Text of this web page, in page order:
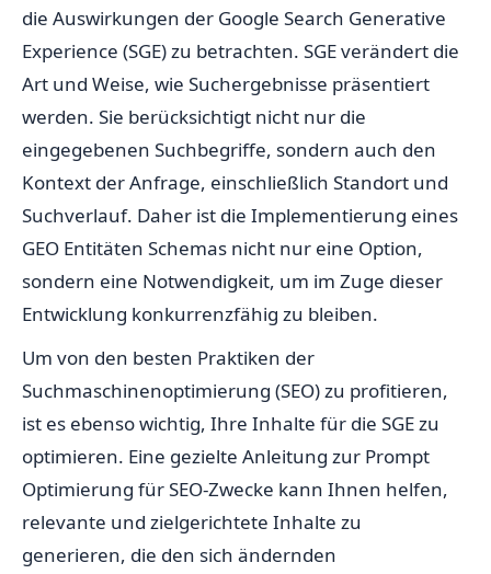
die Auswirkungen der Google Search Generative
Experience (SGE) zu betrachten. SGE verändert die
Art und Weise, wie Suchergebnisse präsentiert
werden. Sie berücksichtigt nicht nur die
eingegebenen Suchbegriffe, sondern auch den
Kontext der Anfrage, einschließlich Standort und
Suchverlauf. Daher ist die Implementierung eines
GEO Entitäten Schemas nicht nur eine Option,
sondern eine Notwendigkeit, um im Zuge dieser
Entwicklung konkurrenzfähig zu bleiben.
Um von den besten Praktiken der
Suchmaschinenoptimierung (SEO) zu profitieren,
ist es ebenso wichtig, Ihre Inhalte für die SGE zu
optimieren. Eine gezielte Anleitung zur Prompt
Optimierung für SEO-Zwecke kann Ihnen helfen,
relevante und zielgerichtete Inhalte zu
generieren, die den sich ändernden